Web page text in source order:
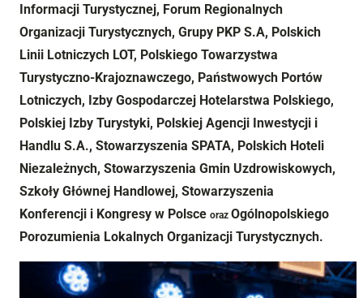
Informacji Turystycznej, Forum Regionalnych
Organizacji Turystycznych, Grupy PKP S.A, Polskich
Linii Lotniczych LOT, Polskiego Towarzystwa
Turystyczno-Krajoznawczego, Państwowych Portów
Lotniczych, Izby Gospodarczej Hotelarstwa Polskiego,
Polskiej Izby Turystyki, Polskiej Agencji Inwestycji i
Handlu S.A., Stowarzyszenia SPATA, Polskich Hoteli
Niezależnych, Stowarzyszenia Gmin Uzdrowiskowych,
Szkoły Głównej Handlowej, Stowarzyszenia
Konferencji i Kongresy w Polsce oraz Ogólnopolskiego
Porozumienia Lokalnych Organizacji Turystycznych.